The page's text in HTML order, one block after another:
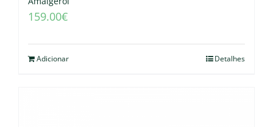
159.00€
Adicionar Detalhes